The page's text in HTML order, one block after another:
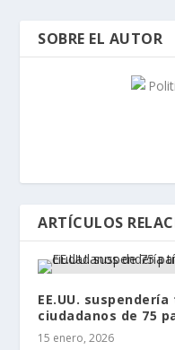
SOBRE EL AUTOR
ARTÍCULOS
EE.UU.
ciudadanos de 75
15 enero, 2026